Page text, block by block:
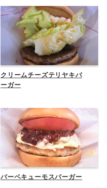
クリームチーズテリヤキバ
ーガー
バーベキューモスバーガー